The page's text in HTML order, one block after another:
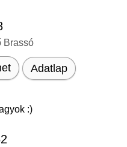
Brassó
Adatlap
:)